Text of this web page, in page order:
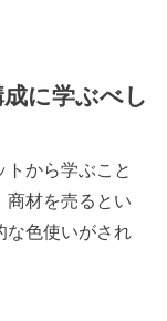
に学ぶべし
から学ぶこと
商材を売るとい
な色使いがされ